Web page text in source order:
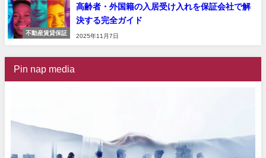
不動産賃貸保証
高齢者・外国籍の入居受け入れを保証会社で解
決する完全ガイド
2025年11月7日
Pin nap media